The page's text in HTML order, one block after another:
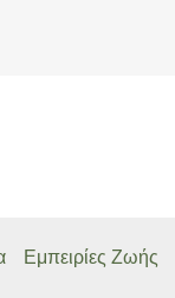
Εμπειρίες Ζωής